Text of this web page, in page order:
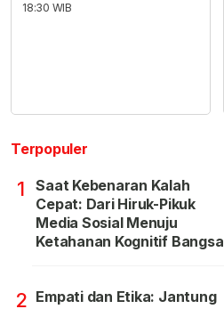
18:30 WIB
Terpopuler
1
Saat Kebenaran Kalah
Cepat: Dari Hiruk-Pikuk
Media Sosial Menuju
Ketahanan Kognitif Bangsa
2 Empati dan Etika: Jantung